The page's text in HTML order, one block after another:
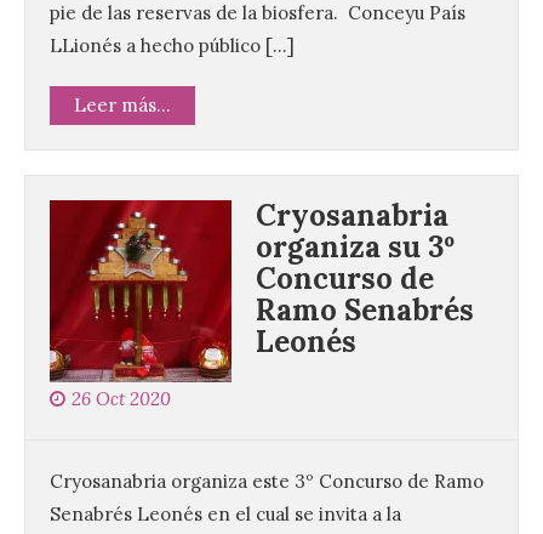
pie de las reservas de la biosfera. Conceyu País
LLionés a hecho público […]
Leer más...
Cryosanabria
organiza su 3º
Concurso de
Ramo Senabrés
Leonés
26 Oct 2020
Cryosanabria organiza este 3º Concurso de Ramo
Senabrés Leonés en el cual se invita a la
El Ayuntamiento de La
Bañeza presenta el
Festival One More Time,
una cita con la música de
los 80 y 90 para el 16 de
6 Ago 2026